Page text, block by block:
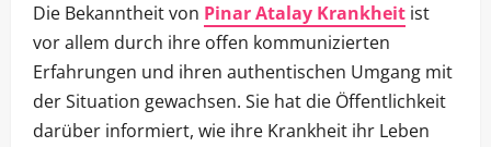
Die Bekanntheit von Pinar Atalay Krankheit ist
vor allem durch ihre offen kommunizierten
Erfahrungen und ihren authentischen Umgang mit
der Situation gewachsen. Sie hat die Öffentlichkeit
darüber informiert, wie ihre Krankheit ihr Leben